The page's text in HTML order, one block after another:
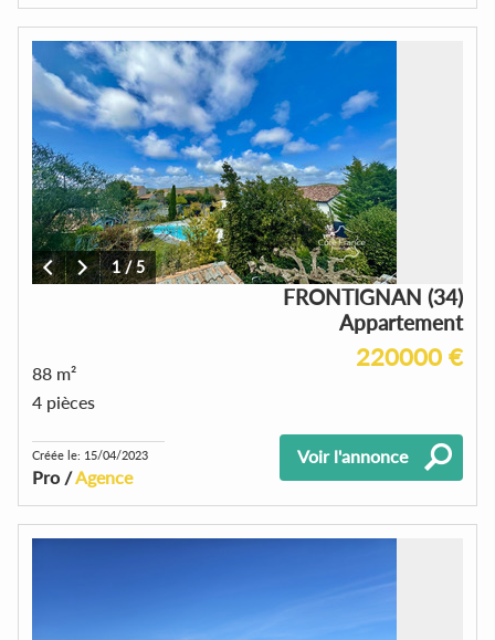
1/5
FRONTIGNAN (34)
Appartement
220000 €
88 m²
4 pièces
Créée le: 15/04/2023
Pro /Agence
Voir l'annonce